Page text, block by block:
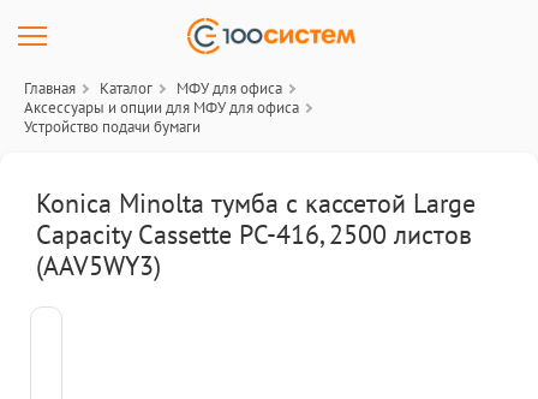
Главная Каталог
МФУ для офиса
Аксессуары и опции для МФУ для офиса
Устройство подачи бумаги
Konica Minolta тумба с кассетой Large
Capacity Cassette PC-416, 2500 листов
(AAV5WY3)